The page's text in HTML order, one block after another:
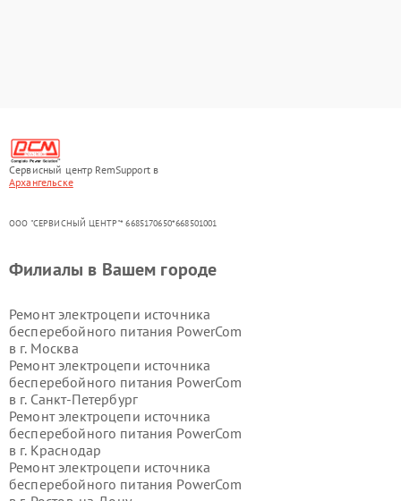
Сервисный центр RemSupport в
Архангельске
ООО "СЕРВИСНЫЙ ЦЕНТР"* 6685170650*668501001
Филиалы в Вашем городе
Ремонт электроцепи источника
бесперебойного питания PowerCom
в г. Москва
Ремонт электроцепи источника
бесперебойного питания PowerCom
в г. Санкт-Петербург
Ремонт электроцепи источника
бесперебойного питания PowerCom
в г. Краснодар
Ремонт электроцепи источника
бесперебойного питания PowerCom